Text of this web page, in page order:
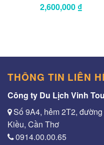
2,600,000 ₫
THÔNG TIN LIÊN
Công ty Du Lịch Vinh
Số 9A4, hẻm 2T2,
Kiều, Cần Thơ
0914.00.00.65